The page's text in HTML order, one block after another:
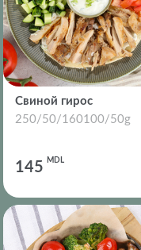
Cвиной гирос
250/50/160100/50g
145 MDL